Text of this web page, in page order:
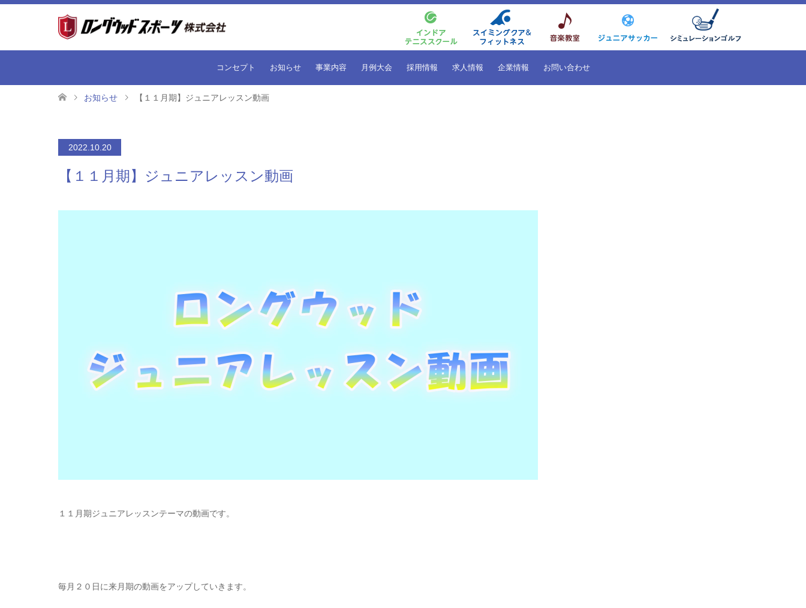
コンセプト お知らせ 事業内容 月例大会 採用情報 求人情報 企業情報 お問い合わせ
お知らせ 【１１月期】ジュニアレッスン動画
2022.10.20
【１１月期】ジュニアレッスン動画
１１月期ジュニアレッスンテーマの動画です。
毎月２０日に来月期の動画をアップしていきます。